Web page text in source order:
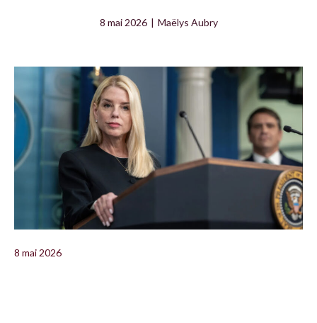
8 mai 2026 | Maëlys Aubry
8 mai 2026